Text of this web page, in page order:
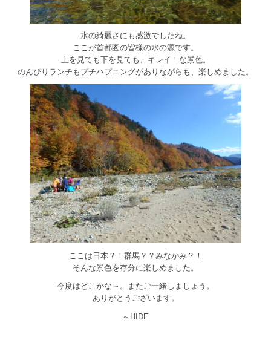
水の綺麗さにも感激でしたね。
ここが首都圏の皆様の水の源です。
上を見ても下を見ても、キレイ！な景色。
のんびりランチもプチハプニングがありながらも、楽しめました。
ここは日本？！群馬？？みなかみ？！
そんな景色を存分に楽しめました。
今度はどこかな～。またご一緒しましょう。
ありがとうございます。
～HIDE